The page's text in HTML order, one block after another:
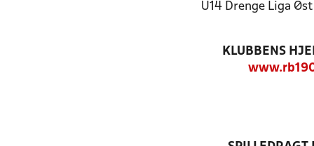
U14 Drenge Liga
KLUBBENS